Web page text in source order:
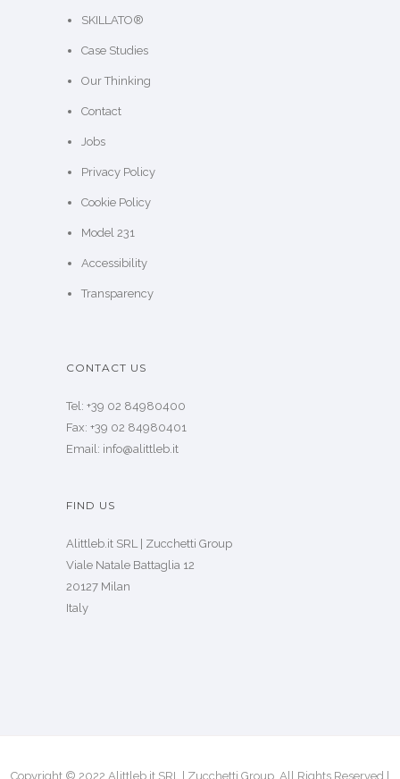
SKILLATO®
Case Studies
Our Thinking
Contact
Jobs
Privacy Policy
Cookie Policy
Model 231
Accessibility
Transparency
CONTACT US
Tel: +39 02 84980400
Fax: +39 02 84980401
Email: info@alittleb.it
FIND US
Alittleb.it SRL | Zucchetti Group
Viale Natale Battaglia 12
20127 Milan
Italy
Copyright © 2022 Alittleb.it SRL | Zucchetti Group. All Rights Reserved |